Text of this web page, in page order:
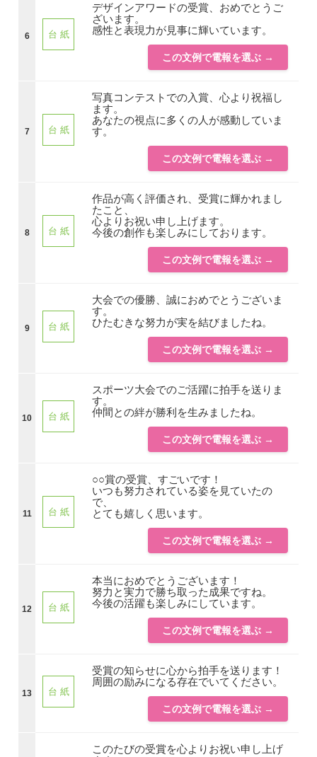
6 台 紙
デザインアワードの受賞、おめでとうご
ざいます。
感性と表現力が見事に輝いています。
この文例で電報を選ぶ →
7 台 紙
写真コンテストでの入賞、心より祝福し
ます。
あなたの視点に多くの人が感動していま
す。
この文例で電報を選ぶ →
8 台 紙
作品が高く評価され、受賞に輝かれまし
たこと、
心よりお祝い申し上げます。
今後の創作も楽しみにしております。
この文例で電報を選ぶ →
9 台 紙
大会での優勝、誠におめでとうございま
す。
ひたむきな努力が実を結びましたね。
この文例で電報を選ぶ →
10 台 紙
スポーツ大会でのご活躍に拍手を送りま
す。
仲間との絆が勝利を生みましたね。
この文例で電報を選ぶ →
11 台 紙
○○賞の受賞、すごいです！
いつも努力されている姿を見ていたの
で、
とても嬉しく思います。
この文例で電報を選ぶ →
12 台 紙
本当におめでとうございます！
努力と実力で勝ち取った成果ですね。
今後の活躍も楽しみにしています。
この文例で電報を選ぶ →
13 台 紙
受賞の知らせに心から拍手を送ります！
周囲の励みになる存在でいてください。
この文例で電報を選ぶ →
このたびの受賞を心よりお祝い申し上げ